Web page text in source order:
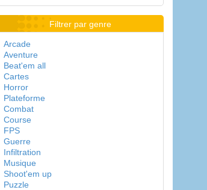
Filtrer par genre
Arcade
Aventure
Beat'em all
Cartes
Horror
Plateforme
Combat
Course
FPS
Guerre
Infiltration
Musique
Shoot'em up
Puzzle